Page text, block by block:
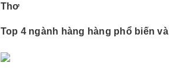
Thơ
Top 4 ngành hàng hàng phổ biến